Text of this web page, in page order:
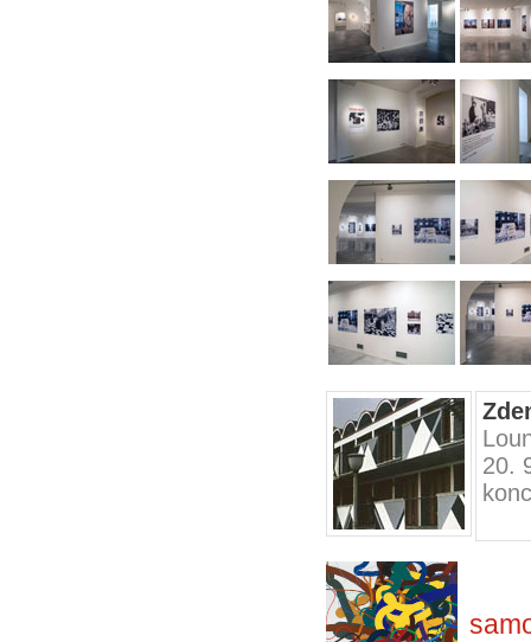
20.